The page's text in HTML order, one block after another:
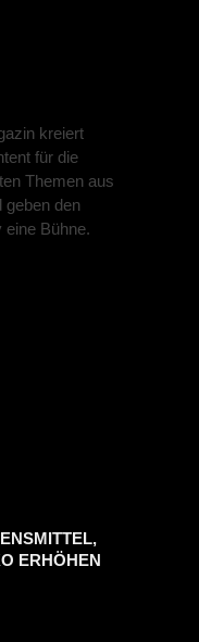
kreiert
für die
Themen aus
geben den
eine Bühne.
ERHÖHEN